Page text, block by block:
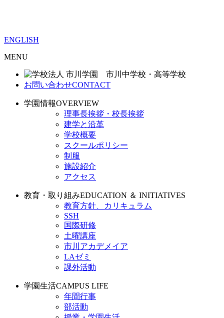
ENGLISH
MENU
お問い合わせCONTACT
学園情報OVERVIEW
理事長挨拶・校長挨拶
建学と沿革
学校概要
スクールポリシー
制服
施設紹介
アクセス
教育・取り組みEDUCATION ＆ INITIATIVES
教育方針、カリキュラム
SSH
国際研修
土曜講座
市川アカデメイア
LAゼミ
課外活動
学園生活CAMPUS LIFE
年間行事
部活動